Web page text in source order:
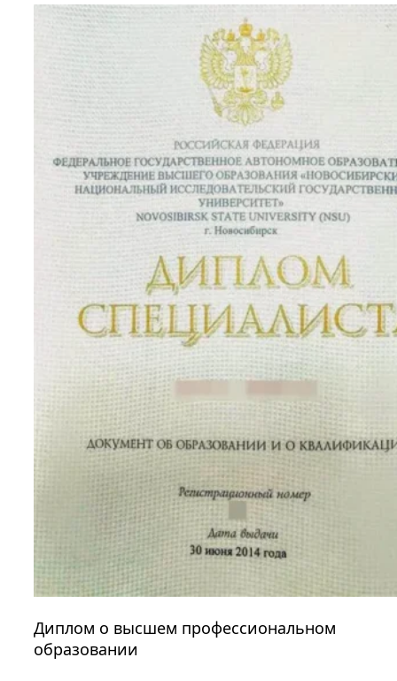
Диплом о высшем профессиональном
образовании